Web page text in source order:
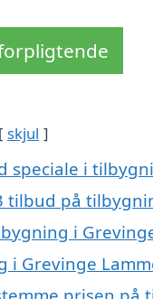
skjul
speciale i
på
i
i Grevinge